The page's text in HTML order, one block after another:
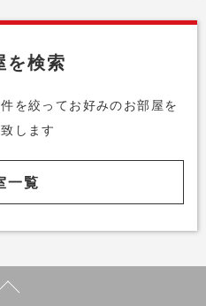
を検索
を絞ってお好みのお部屋を
します
一覧